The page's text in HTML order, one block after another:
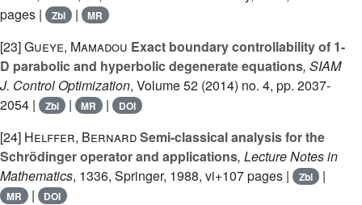
pages |
Zbl | MR
[23]Gueye, Mamadou Exact boundary controllability of 1-
D parabolic and hyperbolic degenerate equations, SIAM
J. Control Optimization, Volume 52 (2014) no. 4, pp. 2037-
2054 |
Zbl | MR | DOI
[24] Helffer, BernardSemi-classical analysis for the
Schrödinger operator and applications, Lecture Notes in
Mathematics, 1336, Springer, 1988, vi+107 pages | Zbl |
MR | DOI